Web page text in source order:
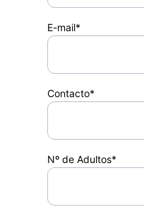
E-mail*
Contacto*
Nº de Adultos*